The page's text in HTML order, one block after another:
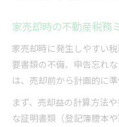
家売却時の不動産税務
家売却時に発生しやすい
要書類の不備、申告忘れ
は、売却前から計画的に
まず、売却益の計算方法
な証明書類（登記簿謄本